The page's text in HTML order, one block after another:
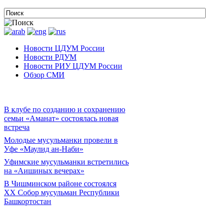
Новости ЦДУМ России
Новости РДУМ
Новости РИУ ЦДУМ России
Обзор СМИ
В клубе по созданию и сохранению
семьи «Аманат» состоялась новая
встреча
Молодые мусульманки провели в
Уфе «Маулид ан-Наби»
Уфимские мусульманки встретились
на «Аишиных вечерах»
В Чишминском районе состоялся
XX Собор мусульман Республики
Башкортостан